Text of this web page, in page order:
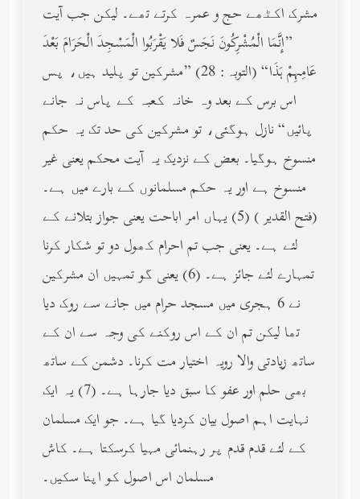
مشرک اکٹھے حج و عمرہ کرتے تھے۔ لیکن جب آیت
”إِنَّمَا الْمُشْرِكُونَ نَجَسٌ فَلا يَقْرَبُوا الْمَسْجِدَ الْحَرَامَ بَعْدَ
عَامِهِمْ هَذَا“ (التوبہ: 28) ”مشرکین تو پلید ہیں، پس
اس برس کے بعد وہ خانہ کعبہ کے پاس نہ جانے
پائیں“ نازل ہوگئی، تو مشرکین کی حد تک یہ حکم
منسوخ ہوگیا۔ بعض کے نزدیک یہ آیت محکم یعنی غیر
منسوخ ہے اور یہ حکم مسلمانوں کے بارے میں ہے۔
(فتح القدیر ) (5) یہاں امر اباحت یعنی جواز بتلانے کے
لئے ہے۔ یعنی جب تم احرام کھول دو تو شکار کرنا
تمہارے لئے جائز ہے۔ (6) یعنی گو تمہیں ان مشرکین
نے 6 ہجری میں مسجد حرام میں جانے سے روک دیا
تھا لیکن تم ان کے اس روکنے کی وجہ سے ان کے
ساتھ زیادتی والا رویہ اختیار مت کرنا۔ دشمن کے ساتھ
بھی حلم اور عفو کا سبق دیا جارہا ہے۔ (7) یہ ایک
نہایت اہم اصول بیان کردیا گیا ہے۔ جو ایک مسلمان
کے لئے قدم قدم پر رہنمائی مہیا کرسکتا ہے۔ کاش
مسلمان اس اصول کو اپنا سکیں۔